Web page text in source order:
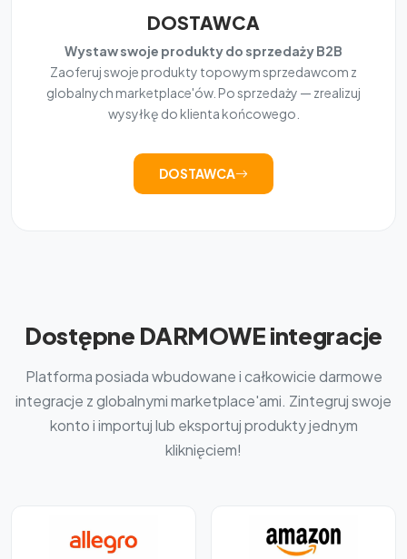
DOSTAWCA
Wystaw swoje produkty do sprzedaży B2B
Zaoferuj swoje produkty topowym sprzedawcom z
globalnych marketplace'ów. Po sprzedaży — zrealizuj
wysyłkę do klienta końcowego.
DOSTAWCA
Dostępne DARMOWE integracje
Platforma posiada wbudowane i całkowicie darmowe
integracje z globalnymi marketplace'ami. Zintegruj swoje
konto i importuj lub eksportuj produkty jednym
kliknięciem!